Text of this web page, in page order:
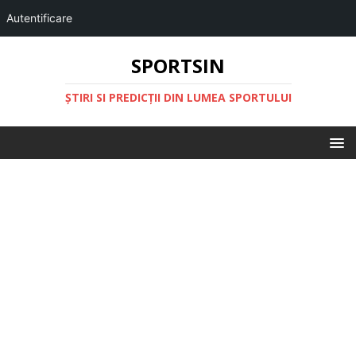
Autentificare
SPORTSIN
ŞTIRI SI PREDICŢII DIN LUMEA SPORTULUI